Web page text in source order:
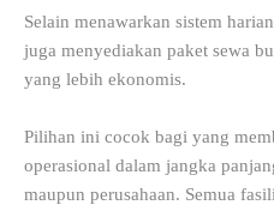
Selain menawarkan sistem
juga menyediakan paket sewa
yang lebih ekonomis.
Pilihan ini cocok bagi yang
operasional dalam jangka
maupun perusahaan. Semua